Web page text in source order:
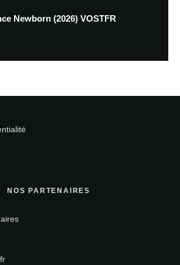
Newborn (2026) VOSTFR
NOS PARTENAIRES